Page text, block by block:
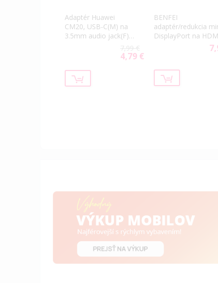
Adaptér Huawei
CM20, USB-C(M) na
3.5mm audio jack(F),
7,99 €
Special
4,79 €
BENFEI
adaptér/redukcia
DisplayPort na